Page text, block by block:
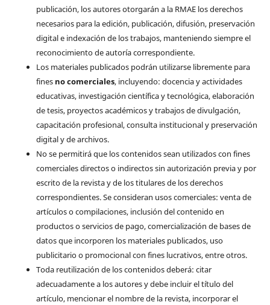
publicación, los autores otorgarán a la RMAE los derechos
necesarios para la edición, publicación, difusión, preservación
digital e indexación de los trabajos, manteniendo siempre el
reconocimiento de autoría correspondiente.
Los materiales publicados podrán utilizarse libremente para
fines no comerciales, incluyendo: docencia y actividades
educativas, investigación científica y tecnológica, elaboración
de tesis, proyectos académicos y trabajos de divulgación,
capacitación profesional, consulta institucional y preservación
digital y de archivos.
No se permitirá que los contenidos sean utilizados con fines
comerciales directos o indirectos sin autorización previa y por
escrito de la revista y de los titulares de los derechos
correspondientes. Se consideran usos comerciales: venta de
artículos o compilaciones, inclusión del contenido en
productos o servicios de pago, comercialización de bases de
datos que incorporen los materiales publicados, uso
publicitario o promocional con fines lucrativos, entre otros.
Toda reutilización de los contenidos deberá: citar
adecuadamente a los autores y debe incluir el título del
artículo, mencionar el nombre de la revista, incorporar el